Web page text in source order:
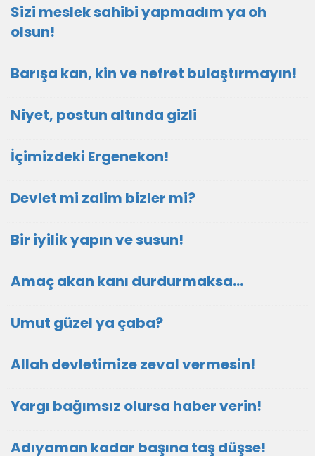
Sizi meslek sahibi yapmadım ya oh
olsun!
Barışa kan, kin ve nefret bulaştırmayın!
Niyet, postun altında gizli
İçimizdeki Ergenekon!
Devlet mi zalim bizler mi?
Bir iyilik yapın ve susun!
Amaç akan kanı durdurmaksa…
Umut güzel ya çaba?
Allah devletimize zeval vermesin!
Yargı bağımsız olursa haber verin!
Adıyaman kadar başına taş düşse!